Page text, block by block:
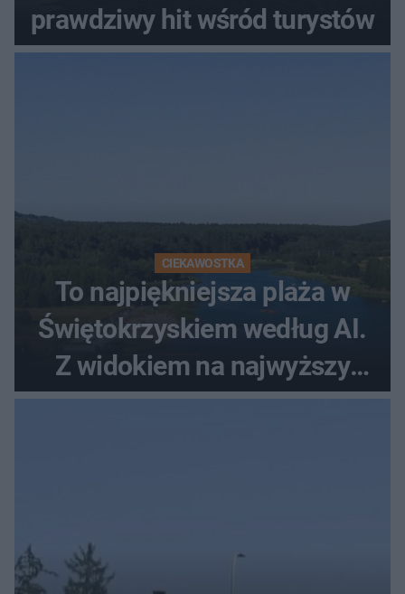
prawdziwy hit wśród turystów
CIEKAWOSTKA
To najpiękniejsza plaża w
Świętokrzyskiem według AI.
Z widokiem na najwyższy
szczyt Gór Świętokrzyskich